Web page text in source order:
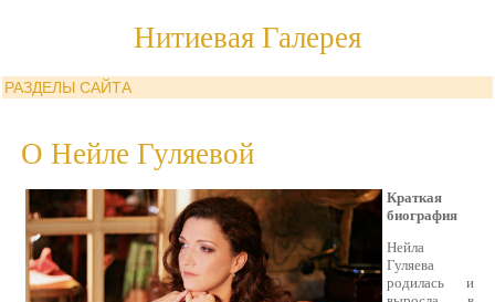
Нитиевая Галерея
РАЗДЕЛЫ САЙТА
О Нейле Гуляевой
Краткая
биография
Нейла
Гуляева
родилась и